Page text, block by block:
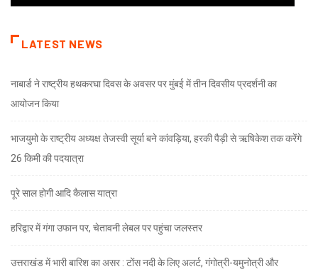
LATEST NEWS
नाबार्ड ने राष्ट्रीय हथकरघा दिवस के अवसर पर मुंबई में तीन दिवसीय प्रदर्शनी का
आयोजन किया
भाजयुमो के राष्ट्रीय अध्यक्ष तेजस्वी सूर्या बने कांवड़िया, हरकी पैड़ी से ऋषिकेश तक करेंगे
26 किमी की पदयात्रा
पूरे साल होगी आदि कैलास यात्रा
हरिद्वार में गंगा उफान पर, चेतावनी लेबल पर पहुंचा जलस्तर
उत्तराखंड में भारी बारिश का असर : टोंस नदी के लिए अलर्ट, गंगोत्री-यमुनोत्री और